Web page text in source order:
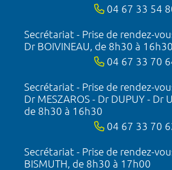
04 67 33 54
Secrétariat - Prise de rendez-
Dr BOIVINEAU, de 8h30 à 16h30
04 67 33 70
Secrétariat - Prise de rendez-
Dr MESZAROS - Dr DUPUY - Dr
de 8h30 à 16h30
04 67 33 70
Secrétariat - Prise de rendez-
BISMUTH, de 8h30 à 17h00